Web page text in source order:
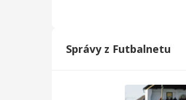
Správy z Futbalnetu